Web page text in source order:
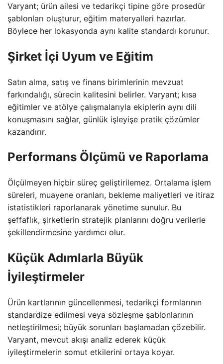
Varyant; ürün ailesi ve tedarikçi tipine göre prosedür
şablonları oluşturur, eğitim materyalleri hazırlar.
Böylece her lokasyonda aynı kalite standardı korunur.
Şirket İçi Uyum ve Eğitim
Satın alma, satış ve finans birimlerinin mevzuat
farkındalığı, sürecin kalitesini belirler. Varyant; kısa
eğitimler ve atölye çalışmalarıyla ekiplerin aynı dili
konuşmasını sağlar, günlük işleyişe pratik çözümler
kazandırır.
Performans Ölçümü ve Raporlama
Ölçülmeyen hiçbir süreç geliştirilemez. Ortalama işlem
süreleri, muayene oranları, bekleme maliyetleri ve itiraz
istatistikleri raporlanarak yönetime sunulur. Bu
şeffaflık, şirketlerin stratejik planlarını doğru verilerle
şekillendirmesine yardımcı olur.
Küçük Adımlarla Büyük
İyileştirmeler
Ürün kartlarının güncellenmesi, tedarikçi formlarının
standardize edilmesi veya sözleşme şablonlarının
netleştirilmesi; büyük sorunları başlamadan çözebilir.
Varyant, mevcut akışı analiz ederek küçük
iyileştirmelerin somut etkilerini ortaya koyar.